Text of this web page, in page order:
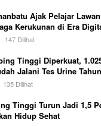
Ajak Pelajar
Kerukunan di Era
147 Dilihat
Tinggi Diperkuat,
Jalani Tes Urine
135 Dilihat
Tinggi Turun Jadi 1,5
Hidup Sehat